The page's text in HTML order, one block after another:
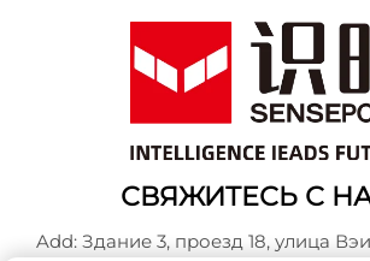
СВЯЖИТЕСЬ С
Add: Здание 3, проезд 18, улица